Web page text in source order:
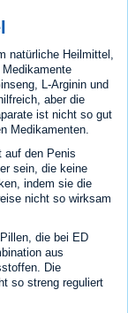
natürliche Heilmittel,
L-Arginin und
aber die
ist nicht so gut
Medikamenten.
auf den Penis
sein, die keine
indem sie die
nicht so wirksam
die bei ED
aus
Die
so streng reguliert